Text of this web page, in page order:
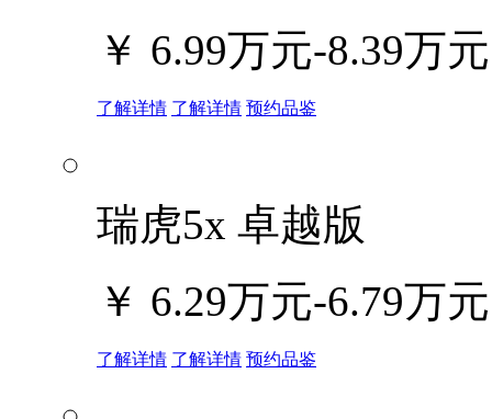
￥ 6.99万元-8.39万元
了解详情 了解详情 预约品鉴
瑞虎5x 卓越版
￥ 6.29万元-6.79万元
了解详情 了解详情 预约品鉴